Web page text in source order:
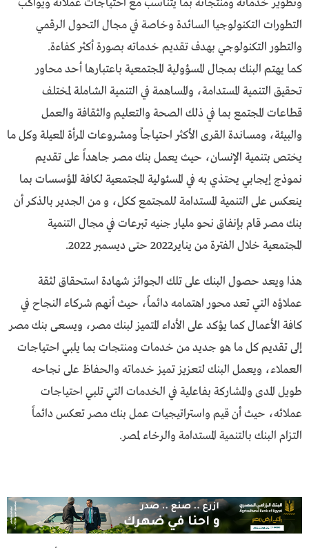
وتطوير خدماته ومنتجاته بما يتناسب مع احتياجات عملائه ويواكب
التطورات التكنولوجيا السائدة وخاصة في مجال التحول الرقمي
والتطور التكنولوجي بهدف تقديم خدماته بصورة أكثر كفاءة.
كما يهتم البنك بمجال المسؤولية المجتمعية باعتبارها أحد محاور
تحقيق التنمية المستدامة، والمساهمة في التنمية الشاملة لمختلف
قطاعات المجتمع بما في ذلك الصحة والتعليم والثقافة والعمل
والبيئة، ومساندة القرى الأكثر احتياجاً ومشروعات المرأة المعيلة وكل ما
يختص بتنمية الإنسان، حيث يعمل بنك مصر جاهداً على تقديم
نموذج إيجابي يحتذي به في المسئولية المجتمعية لكافة المؤسسات بما
ينعكس على التنمية المستدامة للمجتمع ككل، و من الجدير بالذكر أن
بنك مصر قام بإنفاق نحو مليار جنيه تبرعات في مجال التنمية
المجتمعية خلال الفترة من يناير2022 حتى ديسمبر 2022.
هذا ويعد حصول البنك على تلك الجوائز شهادة استحقاق لثقة
عملاؤه التي تعد محور اهتمامه دائماً، حيث أنهم شركاء النجاح في
كافة الأعمال كما يؤكد على الأداء المتميز لبنك مصر، ويسعى بنك مصر
إلى تقديم كل ما هو جديد من خدمات ومنتجات بما يلبي احتياجات
العملاء، ويعمل البنك لتعزيز تميز خدماته والحفاظ على نجاحه
طويل المدى والمشاركة بفاعلية في الخدمات التي تلبي احتياجات
عملائه، حيث أن قيم واستراتيجيات عمل بنك مصر تعكس دائماً
التزام البنك بالتنمية المستدامة والرخاء لمصر.